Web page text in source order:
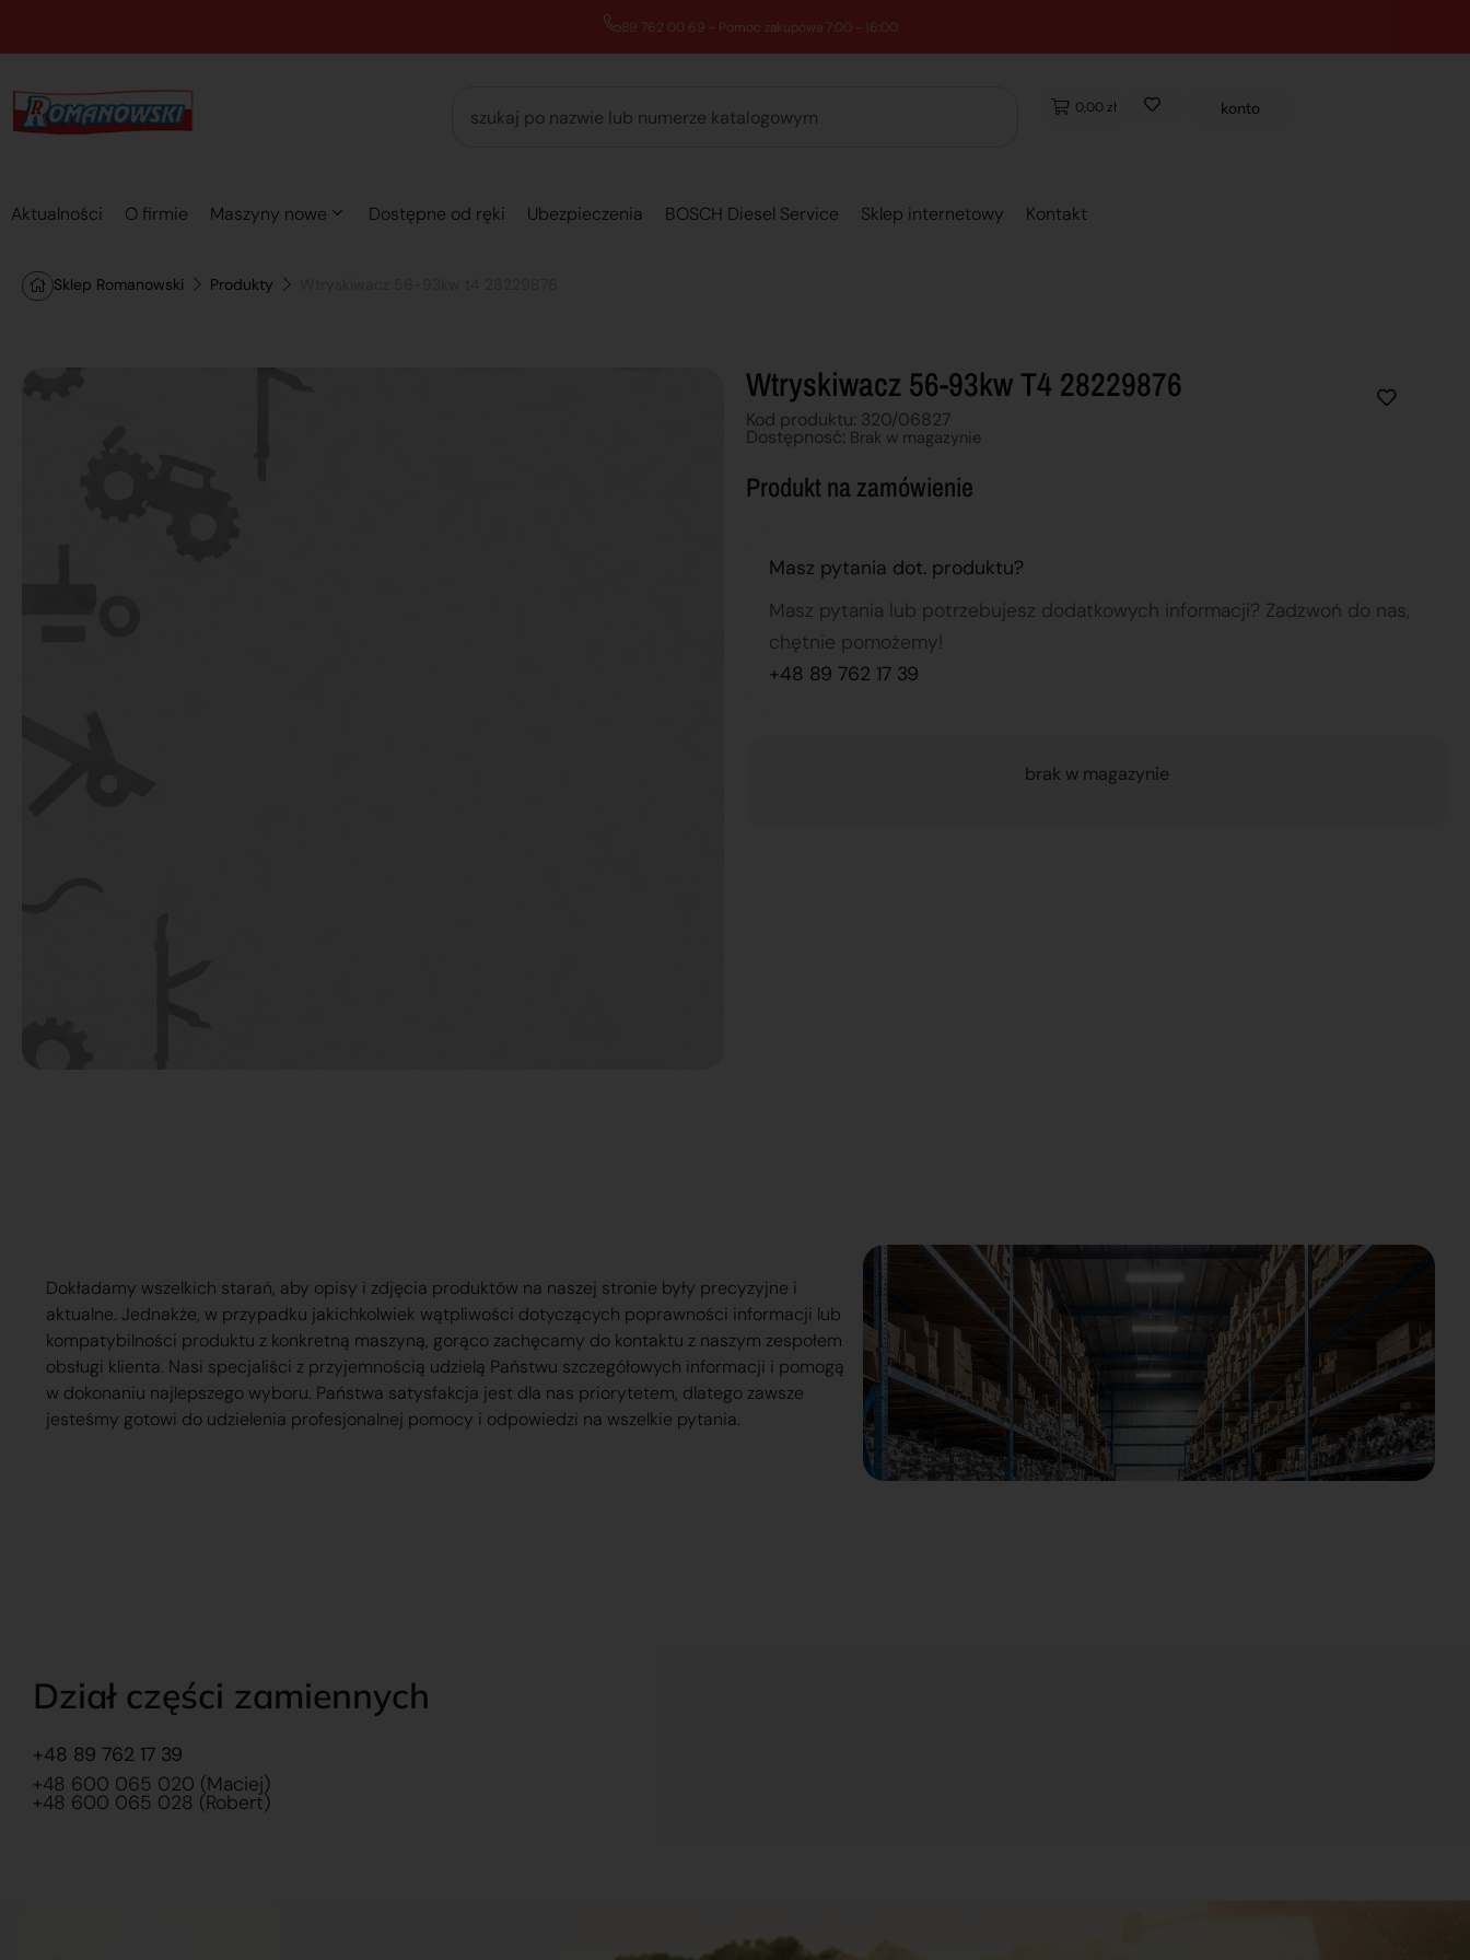
89 762 00 69 - Pomoc zakupowa 7:00 - 16:00
0,00 zł konto
Aktualności O firmie Maszyny nowe Dostępne od ręki Ubezpieczenia BOSCH Diesel Service Sklep internetowy Kontakt
Sklep Romanowski Produkty
Wtryskiwacz 56-93kw T4 28229876
Kod produktu: 320/06827
Dostępnosć: Brak w magazynie
Produkt na zamówienie
Masz pytania dot. produktu?
Masz pytania lub potrzebujesz dodatkowych informacji? Zadzwoń do nas,
chętnie pomożemy!
+48 89 762 17 39
brak w magazynie
Dokładamy wszelkich starań, aby opisy i zdjęcia produktów na naszej stronie były precyzyjne i
aktualne. Jednakże, w przypadku jakichkolwiek wątpliwości dotyczących poprawności informacji lub
kompatybilności produktu z konkretną maszyną, gorąco zachęcamy do kontaktu z naszym zespołem
obsługi klienta. Nasi specjaliści z przyjemnością udzielą Państwu szczegółowych informacji i pomogą
w dokonaniu najlepszego wyboru. Państwa satysfakcja jest dla nas priorytetem, dlatego zawsze
jesteśmy gotowi do udzielenia profesjonalnej pomocy i odpowiedzi na wszelkie pytania.
Dział części zamiennych
+48 89 762 17 39
+48 600 065 020 (Maciej)
+48 600 065 028 (Robert)